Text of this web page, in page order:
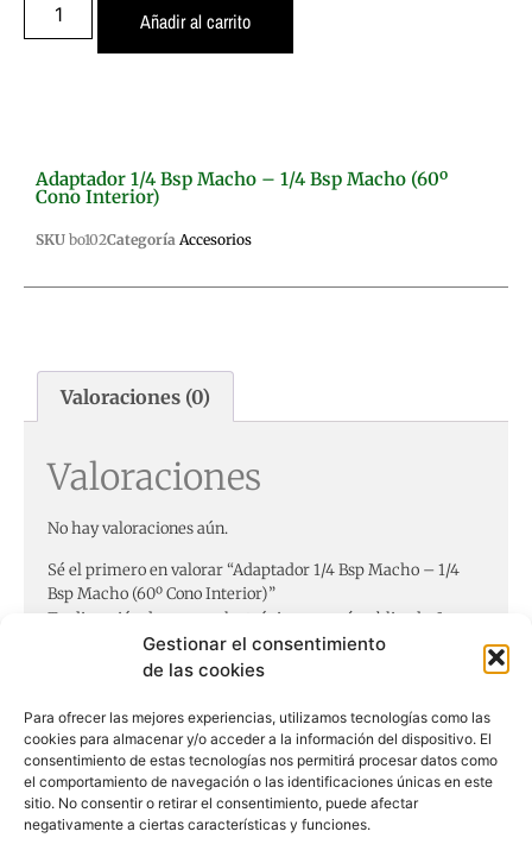
Gestionar el consentimiento
de las cookies
Para ofrecer las mejores experiencias, utilizamos tecnologías como las
cookies para almacenar y/o acceder a la información del dispositivo. El
consentimiento de estas tecnologías nos permitirá procesar datos como
el comportamiento de navegación o las identificaciones únicas en este
sitio. No consentir o retirar el consentimiento, puede afectar
negativamente a ciertas características y funciones.
Añadir al carrito
Adaptador 1/4 Bsp Macho – 1/4 Bsp Macho (60º
Cono Interior)
SKU bo102Categoría Accesorios
Valoraciones (0)
Valoraciones
No hay valoraciones aún.
Sé el primero en valorar “Adaptador 1/4 Bsp Macho – 1/4
Bsp Macho (60º Cono Interior)”
Tu dirección de correo electrónico no será publicada.
Los
campos obligatorios están marcados con*
Tu puntuación*
Tu valoración*